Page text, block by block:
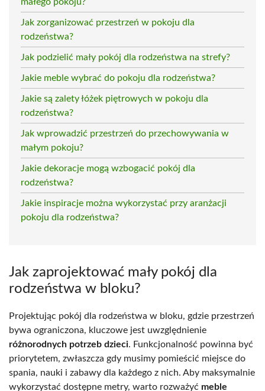
Jak zorganizować przestrzeń w pokoju dla
rodzeństwa?
Jak podzielić mały pokój dla rodzeństwa na strefy?
Jakie meble wybrać do pokoju dla rodzeństwa?
Jakie są zalety łóżek piętrowych w pokoju dla
rodzeństwa?
Jak wprowadzić przestrzeń do przechowywania w
małym pokoju?
Jakie dekoracje mogą wzbogacić pokój dla
rodzeństwa?
Jakie inspiracje można wykorzystać przy aranżacji
pokoju dla rodzeństwa?
Jak zaprojektować mały pokój dla
rodzeństwa w bloku?
Projektując pokój dla rodzeństwa w bloku, gdzie przestrzeń
bywa ograniczona, kluczowe jest uwzględnienie
różnorodnych potrzeb dzieci. Funkcjonalność powinna być
priorytetem, zwłaszcza gdy musimy pomieścić miejsce do
spania, nauki i zabawy dla każdego z nich. Aby maksymalnie
wykorzystać dostępne metry, warto rozważyć meble